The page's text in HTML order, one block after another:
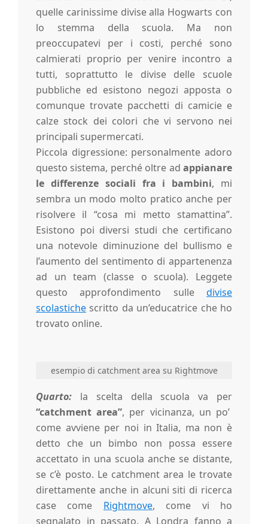
quelle carinissime divise alla Hogwarts con
lo stemma della scuola. Ma non
preoccupatevi per i costi, perché sono
calmierati proprio per venire incontro a
tutti, soprattutto le divise delle scuole
pubbliche ed esistono negozi apposta o
comunque trovate pacchetti di camicie e
calze stock dei colori che vi servono nei
principali supermercati.
Piccola digressione: personalmente adoro
questo sistema, perché oltre ad appianare
le differenze sociali fra i bambini, mi
sembra un modo molto pratico anche per
risolvere il “cosa mi metto stamattina”.
Esistono poi diversi studi che certificano
una notevole diminuzione del bullismo e
l’aumento del sentimento di appartenenza
ad un team (classe o scuola). Leggete
questo approfondimento sulle divise
scolastiche scritto da un’educatrice che ho
trovato online.
esempio di catchment area su Rightmove
Quarto: la scelta della scuola va per
“catchment area”, per vicinanza, un po’
come avviene per noi in Italia, ma non è
detto che un bimbo non possa essere
accettato in una scuola anche se distante,
se c’è posto. Le catchment area le trovate
direttamente anche in alcuni siti di ricerca
case come Rightmove, come vi ho
segnalato in passato. A Londra fanno a